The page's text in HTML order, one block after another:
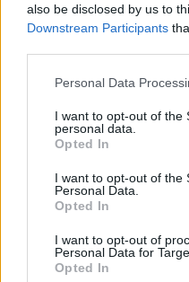
also be disclosed by us to
Downstream Participants
Personal Data
I want to opt-out of the
personal data.
Opted In
I want to opt-out of the
Personal Data.
Opted In
I want to opt-out of
Personal Data for
Opted In
venerdì prossimo il